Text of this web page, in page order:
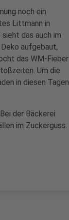
noch ein
Littmann in
das auch im
aufgebaut,
das WM-Fieber
Um die
in diesen Tagen
der Bäckerei
im Zuckerguss.